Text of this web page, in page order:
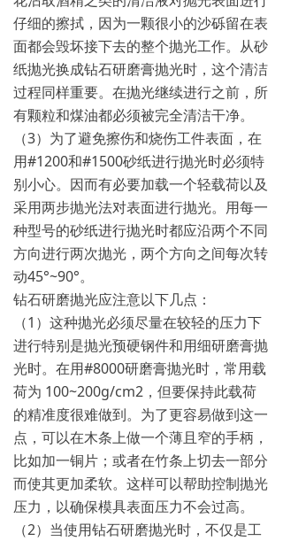
仔细的擦拭，因为一颗很小的沙砾留在表
面都会毁坏接下去的整个抛光工作。从砂
纸抛光换成钻石研磨膏抛光时，这个清洁
过程同样重要。在抛光继续进行之前，所
有颗粒和煤油都必须被完全清洁干净。
（3）为了避免擦伤和烧伤工件表面，在
用#1200和#1500砂纸进行抛光时必须特
别小心。因而有必要加载一个轻载荷以及
采用两步抛光法对表面进行抛光。用每一
种型号的砂纸进行抛光时都应沿两个不同
方向进行两次抛光，两个方向之间每次转
动45°~90°。
钻石研磨抛光应注意以下几点：
（1）这种抛光必须尽量在较轻的压力下
进行特别是抛光预硬钢件和用细研磨膏抛
光时。在用#8000研磨膏抛光时，常用载
荷为 100~200g/cm2，但要保持此载荷
的精准度很难做到。为了更容易做到这一
点，可以在木条上做一个薄且窄的手柄，
比如加一铜片；或者在竹条上切去一部分
而使其更加柔软。这样可以帮助控制抛光
压力，以确保模具表面压力不会过高。
（2）当使用钻石研磨抛光时，不仅是工